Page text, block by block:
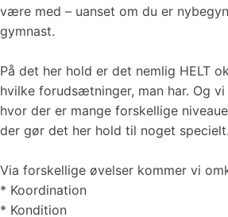
være med – uanset om du er
gymnast.
På det her hold er det nemlig HELT
hvilke forudsætninger, man har. Og
hvor der er mange forskellige
der gør det her hold til noget specielt.
Via forskellige øvelser kommer vi
* Koordination
* Kondition